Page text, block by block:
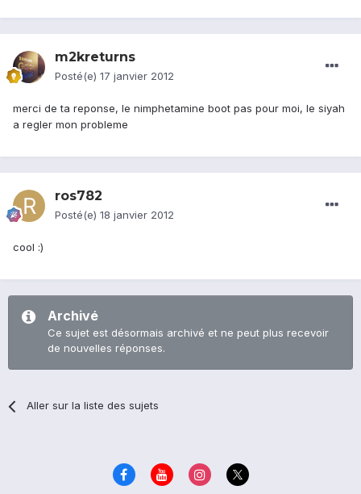
m2kreturns
Posté(e) 17 janvier 2012
merci de ta reponse, le nimphetamine boot pas pour moi, le siyah
a regler mon probleme
ros782
Posté(e) 18 janvier 2012
cool :)
Archivé
Ce sujet est désormais archivé et ne peut plus recevoir
de nouvelles réponses.
Aller sur la liste des sujets